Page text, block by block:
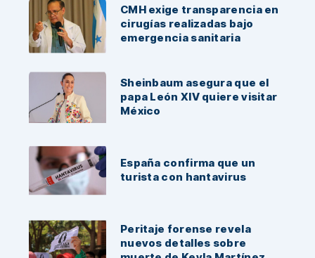
CMH exige transparencia en
cirugías realizadas bajo
emergencia sanitaria
Sheinbaum asegura que el
papa León XIV quiere visitar
México
España confirma que un
turista con hantavirus
Peritaje forense revela
nuevos detalles sobre